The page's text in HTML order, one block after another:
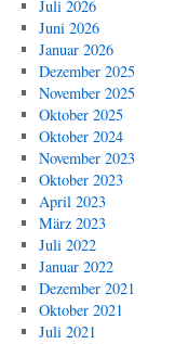
Juli 2026
Juni 2026
Januar 2026
Dezember 2025
November 2025
Oktober 2025
Oktober 2024
November 2023
Oktober 2023
April 2023
März 2023
Juli 2022
Januar 2022
Dezember 2021
Oktober 2021
Juli 2021